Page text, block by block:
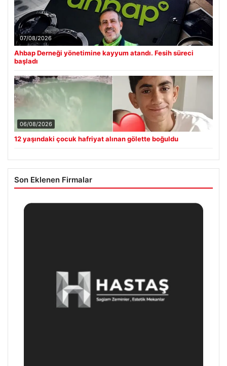
07/08/2026
Ahbap Derneği yönetimine kayyum atandı. Fesih süreci
başladı
06/08/2026
12 yaşındaki çocuk hafriyat alınan gölette boğuldu
Son Eklenen Firmalar